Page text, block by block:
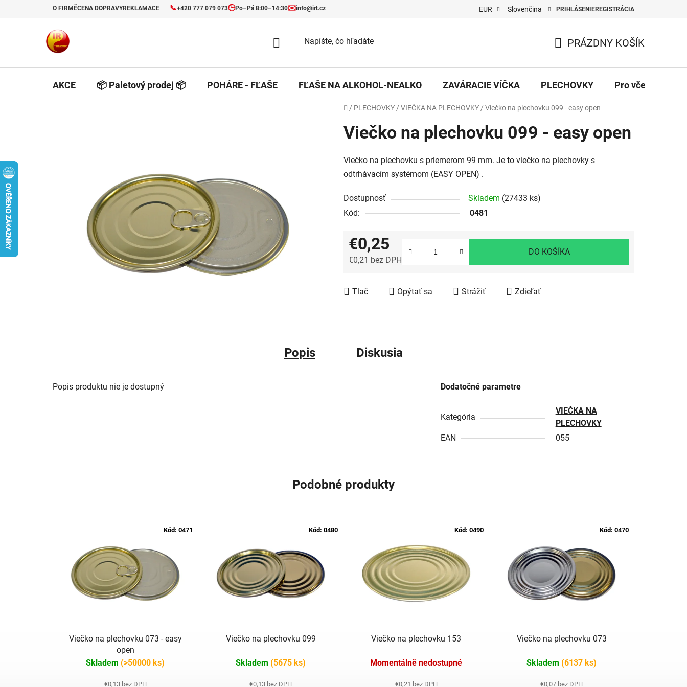
O FIRMĚCENA DOPRAVYREKLAMACE 📞+420 777 079 073🕒Po–Pá 8:00–14:30✉️info@irt.cz EUR Slovenčina PRIHLÁSENIEREGISTRÁCIA
KOŠÍK
PRÁZDNY KOŠÍK
AKCE 📦 Paletový prodej 📦 POHÁRE - FĽAŠE FĽAŠE NA ALKOHOL-NEALKO ZAVÁRACIE VÍČKA PLECHOVKY Pro včelaře
Domov
/ PLECHOVKY / VIEČKA NA PLECHOVKY / Viečko na plechovku 099 - easy open
Viečko na plechovku 099 - easy open
Viečko na plechovku s priemerom 99 mm. Je to viečko na plechovky s
odtrhávacím systémom (EASY OPEN) .
Dostupnosť Skladem (27433 ks)
Kód:
0481
€0,25
€0,21 bez DPH
DO KOŠÍKA
Tlač Opýtať sa Strážiť Zdieľať
Popis Diskusia
Popis produktu nie je dostupný Dodatočné parametre
Kategória
VIEČKA NA
PLECHOVKY
EAN
055
Podobné produkty
Viečko na plechovku 073 - easy
open
Skladem (>50000 ks)
€0,13 bez DPH
Kód: 0471
Viečko na plechovku 099
Skladem (5675 ks)
€0,13 bez DPH
Kód: 0480
Viečko na plechovku 153
Momentálně nedostupné
€0,21 bez DPH
Kód: 0490
Viečko na plechovku 073
Skladem (6137 ks)
€0,07 bez DPH
Kód: 0470